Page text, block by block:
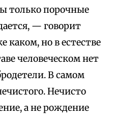
только порочные
— говорит
каком, но в естестве
человеческом нет
В самом
Нечисто
а не рождение